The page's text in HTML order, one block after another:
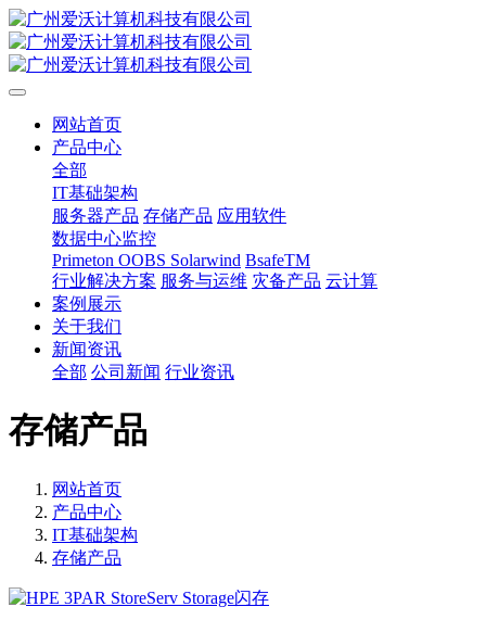
网站首页
产品中心
全部
IT基础架构
服务器产品 存储产品 应用软件
数据中心监控
Primeton OOBS Solarwind BsafeTM
行业解决方案 服务与运维 灾备产品 云计算
案例展示
关于我们
新闻资讯
全部 公司新闻 行业资讯
存储产品
网站首页
产品中心
IT基础架构
存储产品